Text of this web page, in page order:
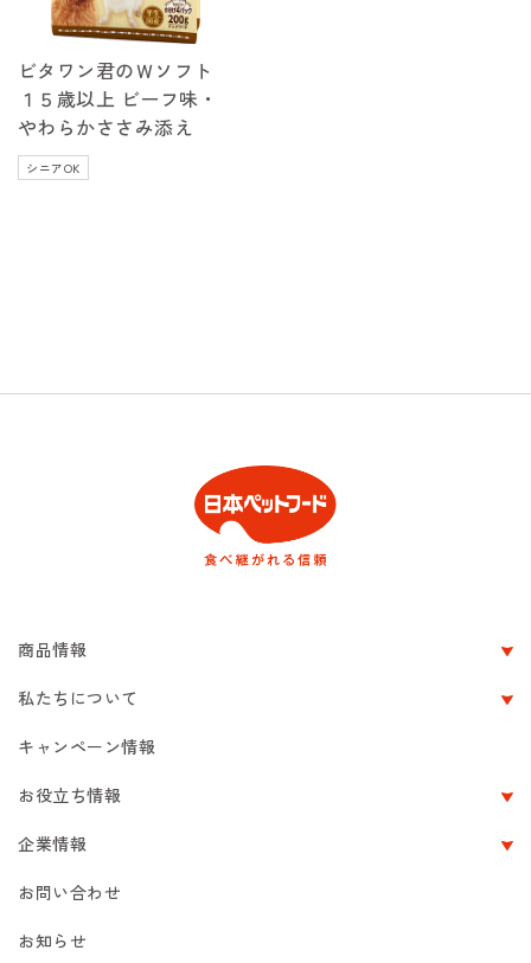
ビタワン君のＷソフト
１５歳以上 ビーフ味・
やわらかささみ添え
シニアOK
商品情報
私たちについて
キャンペーン情報
お役立ち情報
企業情報
お問い合わせ
お知らせ